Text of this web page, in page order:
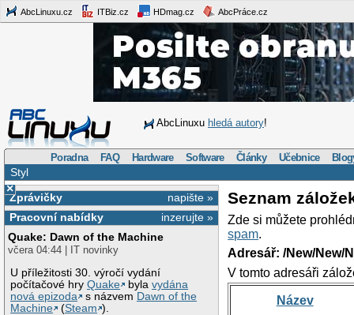
AbcLinuxu.cz ITBiz.cz HDmag.cz AbcPráce.cz
AbcLinuxu hledá autory!
Poradna FAQ Hardware Software Články Učebnice
Styl
×
napište »
Zprávičky
inzerujte »
Pracovní nabídky
Quake: Dawn of the Machine
včera 04:44 | IT novinky
U příležitosti 30. výročí vydání
počítačové hryQuake bylavydána
nová epizoda
s názvem Dawn of the
Machine
(Steam ).
Seznam
Zde si můžete
spam.
Adresář: /New/New/
V tomto adresáři
Název